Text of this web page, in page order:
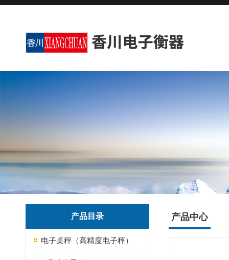
产品目录
电子桌秤（高精度电子秤）
产品中心